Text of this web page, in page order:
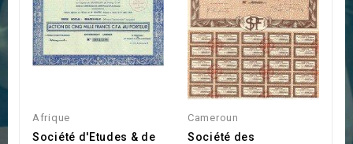
Afrique
Société d'Etudes & de
Cameroun
Société des